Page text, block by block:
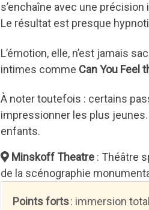
s’enchaîne avec une
Le résultat est presque
L’émotion, elle, n’est jamais
intimes comme Can You Feel
À noter toutefois : certains
impressionner les plus
enfants.
Minskoff Theatre : Théâtre
de la scénographie
Points forts: immersion